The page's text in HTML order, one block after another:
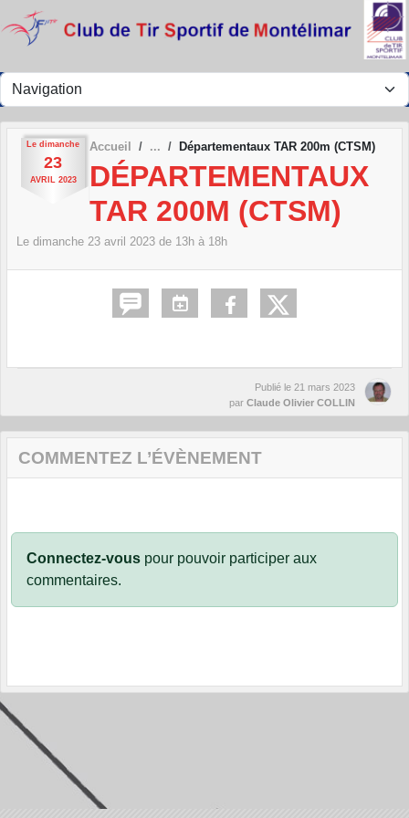
Le dimanche
23
AVRIL 2023
Accueil Départementaux TAR 200m (CTSM)
DÉPARTEMENTAUX
TAR 200M (CTSM)
Le dimanche 23 avril 2023 de 13h à 18h
Publié le 21 mars 2023
par Claude Olivier COLLIN
COMMENTEZ L’ÉVÈNEMENT
Connectez-vous pour pouvoir participer aux
commentaires.
Panneau de gestion des cookies